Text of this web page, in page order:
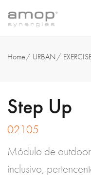
Home URBAN
Step Up
02105
Módulo de outdoor
inclusivo,